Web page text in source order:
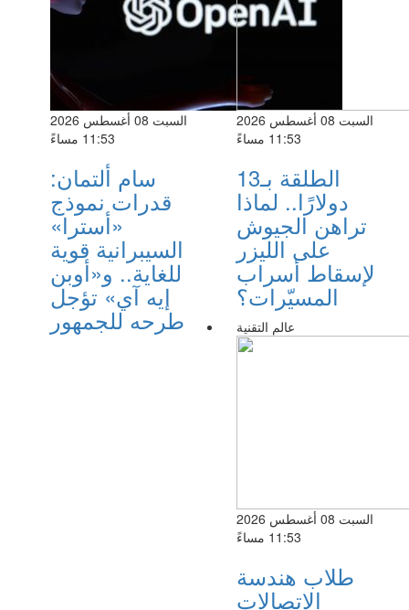
السبت 08 أغسطس 2026
11:53 مساءً
سام ألتمان:
قدرات نموذج
«أسترا»
السيبرانية قوية
للغاية.. و«أوبن
إيه آي» تؤجل
طرحه للجمهور
السبت 08 أغسطس 2026
11:53 مساءً
الطلقة بـ13
دولارًا.. لماذا
تراهن الجيوش
على الليزر
لإسقاط أسراب
المسيّرات؟
عالم التقنية
السبت 08 أغسطس 2026
11:53 مساءً
طلاب هندسة
الاتصالات